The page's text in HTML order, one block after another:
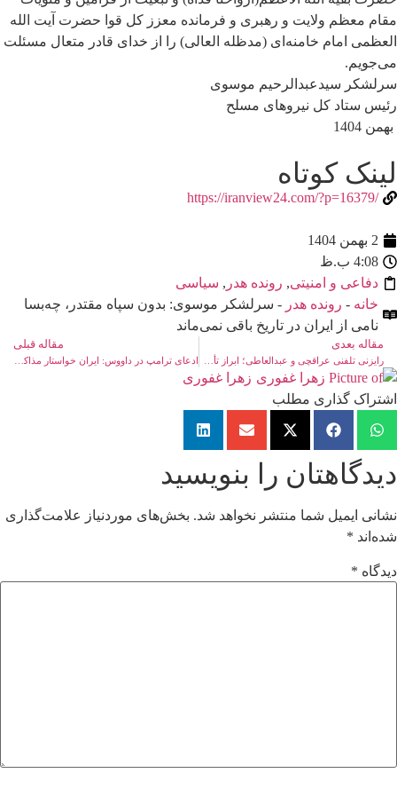
مقام معظم ولایت و رهبری و فرمانده معزز کل قوا حضرت آیت الله
العظمی امام خامنه‌ای (مدظله العالی) را از خدای قادر متعال مسئلت
می‌جویم.
سرلشکر سیدعبدالرحیم موسوی
رئیس ستاد کل نیروهای مسلح
بهمن 1404
لینک کوتاه
/https://iranview24.com/?p=16379
2 بهمن 1404
4:08 ب.ظ
دفاعی و امنیتی, رونده هدر , سیاسی
خانه - رونده هدر - سرلشکر موسوی: بدون سپاه مقتدر، چه‌بسا
نامی از ایران در تاریخ باقی نمی‌ماند
مقاله بعدی مقاله قبلی
زهرا غفوری
اشتراک گذاری مطلب
دیدگاهتان را بنویسید
نشانی ایمیل شما منتشر نخواهد شد. بخش‌های موردنیاز علامت‌گذاری
شده‌اند *
دیدگاه *